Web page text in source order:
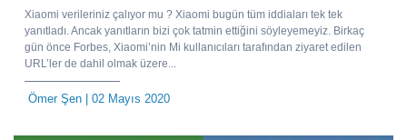
Xiaomi verileriniz çalıyor mu ? Xiaomi bugün tüm iddiaları tek tek
yanıtladı. Ancak yanıtların bizi çok tatmin ettiğini söyleyemeyiz. Birkaç
gün önce Forbes, Xiaomi’nin Mi kullanıcıları tarafından ziyaret edilen
URL’ler de dahil olmak üzere...
Ömer Şen | 02 Mayıs 2020